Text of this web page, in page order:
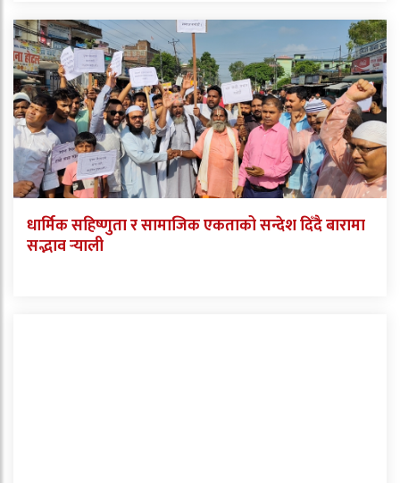
धार्मिक सहिष्णुता र सामाजिक एकताको सन्देश दिँदै बारामा
सद्भाव र्‍याली